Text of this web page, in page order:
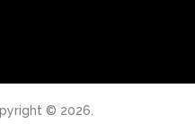
© 2026.